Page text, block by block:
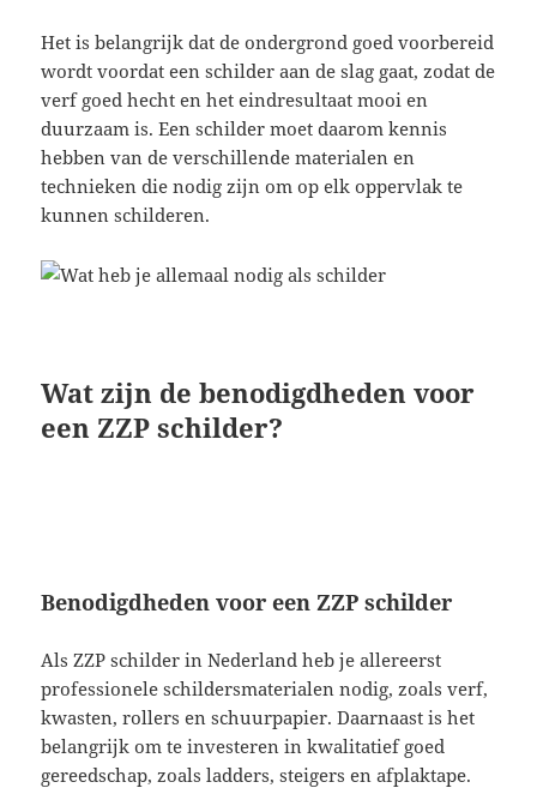
Het is belangrijk dat de ondergrond goed voorbereid
wordt voordat een schilder aan de slag gaat, zodat de
verf goed hecht en het eindresultaat mooi en
duurzaam is. Een schilder moet daarom kennis
hebben van de verschillende materialen en
technieken die nodig zijn om op elk oppervlak te
kunnen schilderen.
Wat zijn de benodigdheden voor
een ZZP schilder?
Benodigdheden voor een ZZP schilder
Als ZZP schilder in Nederland heb je allereerst
professionele schildersmaterialen nodig, zoals verf,
kwasten, rollers en schuurpapier. Daarnaast is het
belangrijk om te investeren in kwalitatief goed
gereedschap, zoals ladders, steigers en afplaktape.